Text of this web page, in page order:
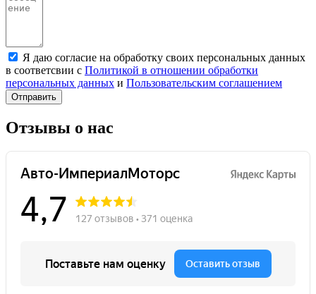
Я даю согласие на обработку своих персональных данных
в соответсвии с Политикой в отношении обработки
персональных данных и Пользовательским соглашением
Отправить
Отзывы о нас